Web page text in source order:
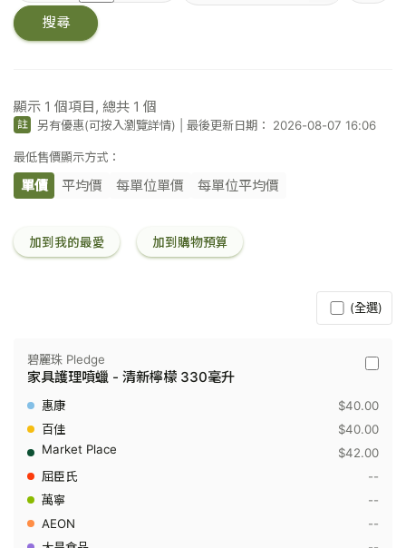
關
鍵
字
搜尋
顯示 1 個項目, 總共 1 個
註 另有優惠(可按入瀏覽詳情) |最後更新日期： 2026-08-07 16:06
最低售價顯示方式：
單價 平均價 每單位單價 每單位平均價
加到我的最愛 加到購物預算
(全選)
碧
珠
Pledge
-
具
噴
碧麗珠 Pledge
家具護理噴蠟 - 清新檸檬 330毫升
$40.00
$40.00
$42.00
--
--
--